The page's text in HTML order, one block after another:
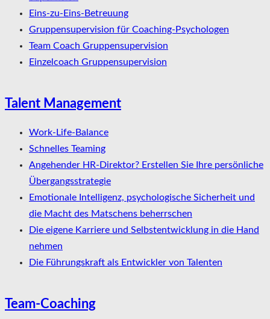
Eins-zu-Eins-Betreuung
Gruppensupervision für Coaching-Psychologen
Team Coach Gruppensupervision
Einzelcoach Gruppensupervision
Talent Management
Work-Life-Balance
Schnelles Teaming
Angehender HR-Direktor? Erstellen Sie Ihre persönliche
Übergangsstrategie
Emotionale Intelligenz, psychologische Sicherheit und
die Macht des Matschens beherrschen
Die eigene Karriere und Selbstentwicklung in die Hand
nehmen
Die Führungskraft als Entwickler von Talenten
Team-Coaching